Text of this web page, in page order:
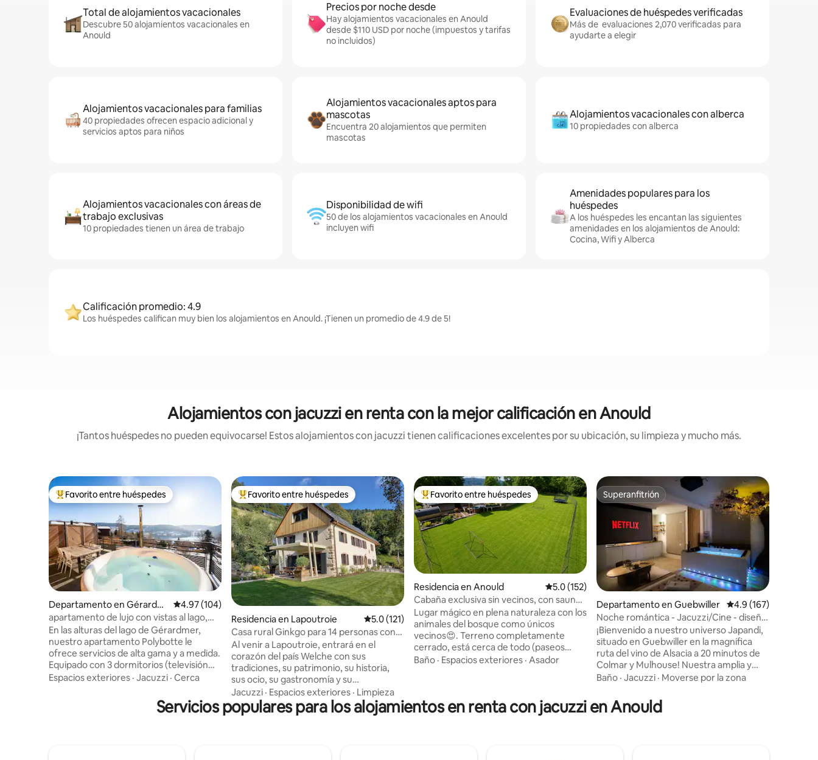
Total de alojamientos vacacionales
Descubre 50 alojamientos vacacionales en
Anould
Precios por noche desde
Hay alojamientos vacacionales en Anould
desde $110 USD por noche (impuestos y tarifas
no incluidos)
Evaluaciones de huéspedes verificadas
Más de evaluaciones 2,070 verificadas para
ayudarte a elegir
Alojamientos vacacionales para familias
40 propiedades ofrecen espacio adicional y
servicios aptos para niños
Alojamientos vacacionales aptos para
mascotas
Encuentra 20 alojamientos que permiten
mascotas
Alojamientos vacacionales con alberca
10 propiedades con alberca
Alojamientos vacacionales con áreas de
trabajo exclusivas
10 propiedades tienen un área de trabajo
Disponibilidad de wifi
50 de los alojamientos vacacionales en Anould
incluyen wifi
Amenidades populares para los
huéspedes
A los huéspedes les encantan las siguientes
amenidades en los alojamientos de Anould:
Cocina, Wifi y Alberca
Calificación promedio: 4.9
Los huéspedes califican muy bien los alojamientos en Anould. ¡Tienen un promedio de 4.9 de 5!
Alojamientos con jacuzzi en renta con la mejor calificación en Anould
¡Tantos huéspedes no pueden equivocarse! Estos alojamientos con jacuzzi tienen calificaciones excelentes por su ubicación, su limpieza y mucho más.
De los mejores en Favorito entre huéspedes
Favorito entre huéspedes
Departamento en Gérardm
er
Calificación promedio: 4.97 de 5; 104 evaluaciones
4.97 (104)
apartamento de lujo con vistas al lago,
baño finlandés
En las alturas del lago de Gérardmer,
nuestro apartamento Polybotte le
ofrece servicios de alta gama y a medida.
Equipado con 3 dormitorios (televisión
conectada), incluida una suite con vistas
cocina/comedor, una sala de estar y un
altillo. Polybotte le ofrece una gran
Espacios exteriores · Jacuzzi · Cerca
De los mejores en Favorito entre huéspedes
Favorito entre huéspedes
Residencia en Lapoutroie Calificación promedio: 5.0 de 5; 121 evaluaciones
5.0 (121)
Casa rural Ginkgo para 14 personas con
jacuzzi y sauna
Al venir a Lapoutroie, entrará en el
corazón del país Welche con sus
tradiciones, su patrimonio, su historia,
sus ocio, su gastronomía y su
autenticidad. El pueblo se encuentra a 15
minutos de Kaysersberg (elegido Pueblo
Favorito de los Franceses en 2017) y a 20
Jacuzzi · Espacios exteriores · Limpieza
De los mejores en Favorito entre huéspedes
Favorito entre huéspedes
Residencia en Anould Calificación promedio: 5.0 de 5; 152 evaluaciones
5.0 (152)
Cabaña exclusiva sin vecinos, con sauna
y baño nórdico
Lugar mágico en plena naturaleza con los
animales del bosque como únicos
vecinos😍. Terreno completamente
cerrado, está cerca de todo (paseos
desde la casa, supermercados,
calentados a leña, baloncesto, fútbol,
trampolín, petanca, garaje con ping-
Baño · Espacios exteriores · Asador
Superanfitrión
Superanfitrión
Departamento en Guebwiller Calificación
4.9 (167)
Noche romántica - Jacuzzi/Cine - diseño
Japandi
¡Bienvenido a nuestro universo Japandi,
situado en Guebwiller en la magnífica
ruta del vino de Alsacia a 20 minutos de
Colmar y Mulhouse! Nuestra amplia y
elegante suite situada en el centro de
única de relajación y serenidad. El espíritu
Japandi, que mezcla las influencias
Baño · Jacuzzi · Moverse por la zona
Servicios populares para los alojamientos en renta con jacuzzi en Anould